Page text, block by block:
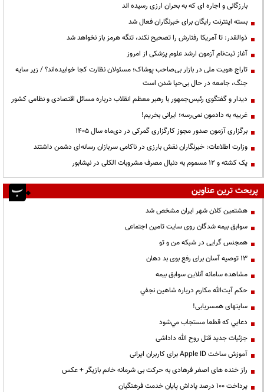
بارزگانی و اجاره ای که به بحران ارزی رسیده اند
بسته اینترنت رایگان برای خبرنگاران فعال شد
ذوالقدر: تا آمریکا رفتارش را تصحیح نکند، تنگه هرمز باز نخواهد شد
آغاز ثبت‌نام آزمون ارشد علوم پزشکی از امروز
تاراج هویت ملی در بازار بی‌صاحب پوشاک؛ مسئولان نظارت کجا خوابیده‌اند؟ / زیر سایه
جنگ، جامعه در حال بی‌حیا شدن است
دیدار و گفتگوی رئیس‌جمهور با رهبر معظم انقلاب درباره مسائل اقتصادی و نظامی کشور
غریبه به دادمون نمی‌رسه؛ ایرانی بخریم!
برگزاری آزمون صدور مجوز کارگزاری گمرکی در دی‌ماه سال ۱۴۰۵
وزارت اطلاعات: خبرنگاران نقش بارزی در ناکامی سربازان رسانه‌ای دشمن داشتند
یک کشته و ۱۲ مسموم به دنبال مصرف مشروبات الکلی در نیشابور
پربحث ترین عناوین
هشتمین کلان شهر ایران مشخص شد
سوابق بیمه شدگان روی سایت تامین اجتماعی
همجنس گرایی در شبکه من و تو
13 توصیه آسان برای رفع بوی بد دهان
مشاهده سامانه آنلاين سوابق بیمه
حكم آيت‌الله مكارم درباره شاهين نجفي
سایتهای همسریابی!
دعايي كه قطعا مستجاب مي‌شود
جزئیات جدید قتل روح الله داداشی
آموزش ساخت Apple ID برای کاربران ایرانی
راز خنده های اصغر فرهادی به حرکت بی شرمانه خانم بازیگر + عکس
پرداخت ۱۰۰ درصد پاداش پایان خدمت فرهنگیان